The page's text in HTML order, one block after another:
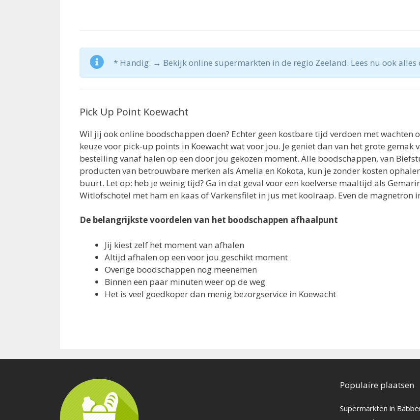
* Handig: → Bekijk online supermarkten in de regio Zeeland. Lees nu ook alles
Pick Up Point Koewacht
Wil jij ook online boodschappen doen? Echter geen kostbare tijd verdoen met wachten
keuze voor pick-up points in Koewacht wat voor jou. Je geniet dan van het grote gemak
bestelling vanaf halen op een door jou gekozen moment. Alle boodschappen, van
producten van betrouwbare merken als Amelia en Kokota, kun je zonder kosten
buurt. Let op: heb je weinig tijd? Ga in dat geval voor een koelverse maaltijd als
Witlofschotel met ham en kaas of Varkensfilet in jus met koolraap. Even de magnetron
De belangrijkste voordelen van het boodschappen afhaalpunt
Jij kiest zelf het moment van afhalen
Altijd afhalen op een voor jou geschikt moment
Overige boodschappen nog meenemen
Binnen een paar minuten weer op de weg
Het is veel goedkoper dan menig bezorgservice in Koewacht
Populaire plaatsen
Supermarkten in